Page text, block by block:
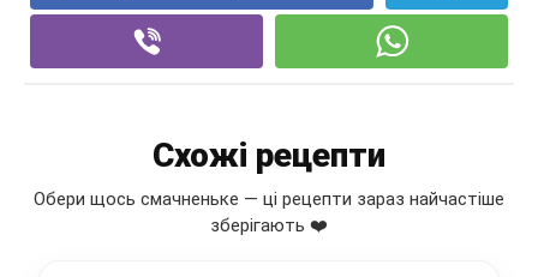
Схожі рецепти
Обери щось смачненьке — ці рецепти зараз найчастіше
зберігають ❤️